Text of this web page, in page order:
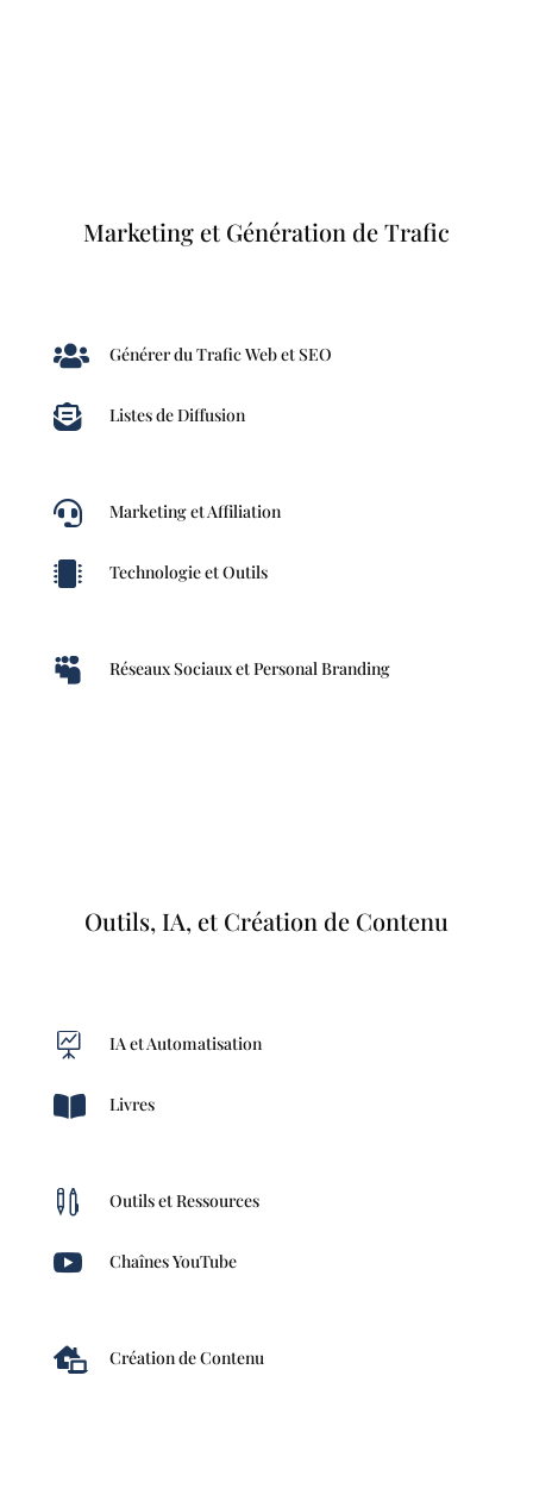
Marketing et Génération de Trafic
 Générer du Trafic Web et SEO
 Listes de Diffusion
 Marketing et Affiliation
 Technologie et Outils
 Réseaux Sociaux et Personal Branding
Outils, IA, et Création de Contenu
 IA et Automatisation
 Livres
 Outils et Ressources
 Chaînes YouTube
 Création de Contenu